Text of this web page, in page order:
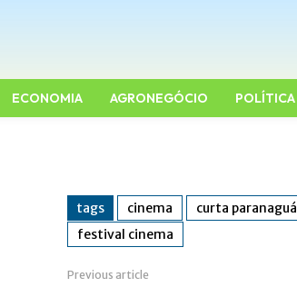
ECONOMIA AGRONEGÓCIO POLÍTICA
tags cinema
curta paranaguá
festival cinema
Previous article